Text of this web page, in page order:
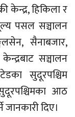
केन्द्र, हिकिला र
पसल सञ्चालन
सैनाबजार,
सञ्चालन
सुदूरपश्चिम
आठ
दिए।